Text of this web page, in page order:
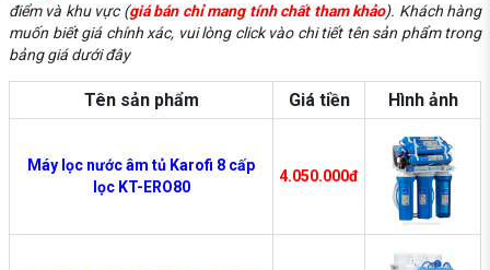
điểm và khu vực (giá bán chỉ mang tính chất tham khảo). Khách hàng
muốn biết giá chính xác, vui lòng click vào chi tiết tên sản phẩm trong
bảng giá dưới đây
Tên sản phẩm Giá tiền Hình ảnh
Máy lọc nước âm tủ Karofi 8 cấp
lọc KT-ERO80
4.050.000đ